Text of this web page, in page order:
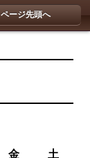
ページ先頭へ
金 土